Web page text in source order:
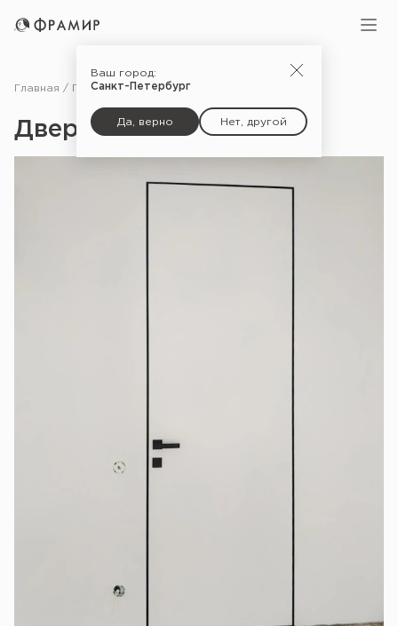
Ваш город:
Санкт-Петербург
Да, верно Нет, другой
Главная Портфолио Дверь Секрет_13
Дверь Секрет_13